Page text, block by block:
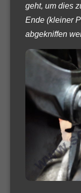
geht, um dies
Ende (kleiner
abgekniffen